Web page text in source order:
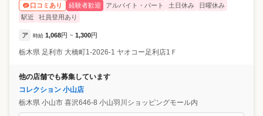
口コミあり 経験者歓迎 アルバイト・パート 土日休み
日曜休み
駅近
社員登用あり
ア 時給 1,068円 ~ 1,300円
栃木県 足利市 大橋町1-2026-1 ヤオコー足利店1Ｆ
他の店舗でも募集しています
コレクション 小山店
栃木県 小山市 喜沢646-8 小山羽川ショッピングモール内